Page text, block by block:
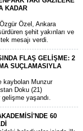
KADAR
Özel, Ankara
şehit yakınları ve
mesajı verdi.
FLAŞ GELİŞME: 2
SUÇLAMASIYLA
kaybolan Munzur
Doku (21)
yaşandı.
60